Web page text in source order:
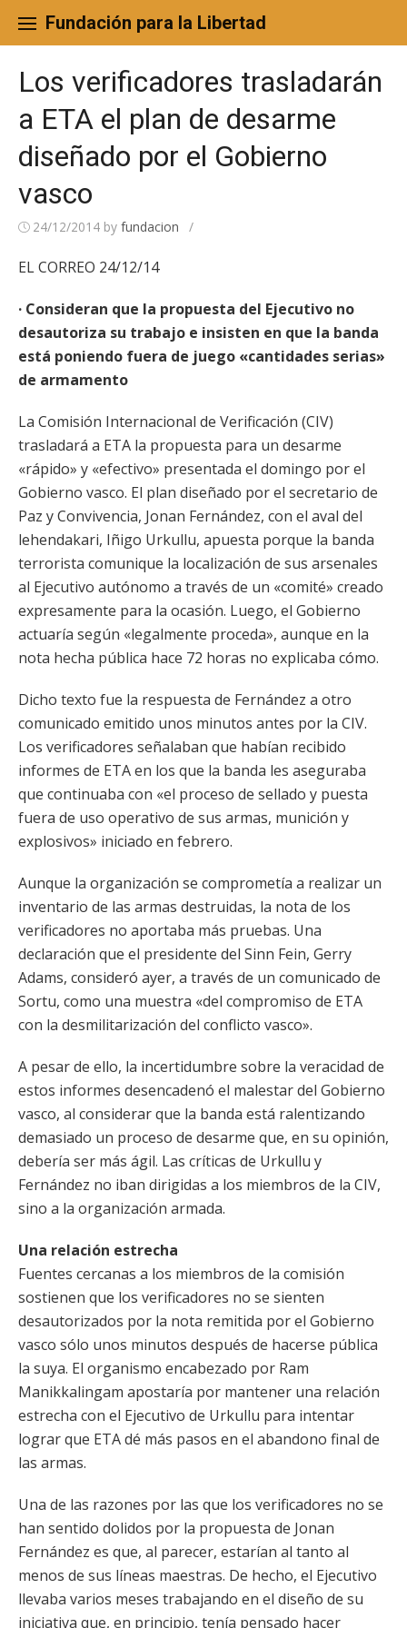
content
Fundación para la Libertad
Los verificadores trasladarán
a ETA el plan de desarme
diseñado por el Gobierno
vasco
24/12/2014 by fundacion /
EL CORREO 24/12/14
· Consideran que la propuesta del Ejecutivo no
desautoriza su trabajo e insisten en que la banda
está poniendo fuera de juego «cantidades serias»
de armamento
La Comisión Internacional de Verificación (CIV)
trasladará a ETA la propuesta para un desarme
«rápido» y «efectivo» presentada el domingo por el
Gobierno vasco. El plan diseñado por el secretario de
Paz y Convivencia, Jonan Fernández, con el aval del
lehendakari, Iñigo Urkullu, apuesta porque la banda
terrorista comunique la localización de sus arsenales
al Ejecutivo autónomo a través de un «comité» creado
expresamente para la ocasión. Luego, el Gobierno
actuaría según «legalmente proceda», aunque en la
nota hecha pública hace 72 horas no explicaba cómo.
Dicho texto fue la respuesta de Fernández a otro
comunicado emitido unos minutos antes por la CIV.
Los verificadores señalaban que habían recibido
informes de ETA en los que la banda les aseguraba
que continuaba con «el proceso de sellado y puesta
fuera de uso operativo de sus armas, munición y
explosivos» iniciado en febrero.
Aunque la organización se comprometía a realizar un
inventario de las armas destruidas, la nota de los
verificadores no aportaba más pruebas. Una
declaración que el presidente del Sinn Fein, Gerry
Adams, consideró ayer, a través de un comunicado de
Sortu, como una muestra «del compromiso de ETA
con la desmilitarización del conflicto vasco».
A pesar de ello, la incertidumbre sobre la veracidad de
estos informes desencadenó el malestar del Gobierno
vasco, al considerar que la banda está ralentizando
demasiado un proceso de desarme que, en su opinión,
debería ser más ágil. Las críticas de Urkullu y
Fernández no iban dirigidas a los miembros de la CIV,
sino a la organización armada.
Una relación estrecha
Fuentes cercanas a los miembros de la comisión
sostienen que los verificadores no se sienten
desautorizados por la nota remitida por el Gobierno
vasco sólo unos minutos después de hacerse pública
la suya. El organismo encabezado por Ram
Manikkalingam apostaría por mantener una relación
estrecha con el Ejecutivo de Urkullu para intentar
lograr que ETA dé más pasos en el abandono final de
las armas.
Una de las razones por las que los verificadores no se
han sentido dolidos por la propuesta de Jonan
Fernández es que, al parecer, estarían al tanto al
menos de sus líneas maestras. De hecho, el Ejecutivo
llevaba varios meses trabajando en el diseño de su
iniciativa que, en principio, tenía pensado hacer